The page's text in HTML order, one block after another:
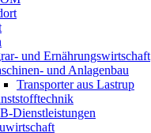
und Ernährungswirtschaft
und Anlagenbau
Transporter aus Lastrup
Dienstleistungen